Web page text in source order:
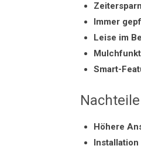
Immer
Leise im
Smart-
Höhere